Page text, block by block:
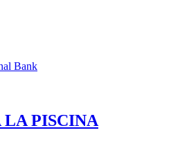
LA PISCINA